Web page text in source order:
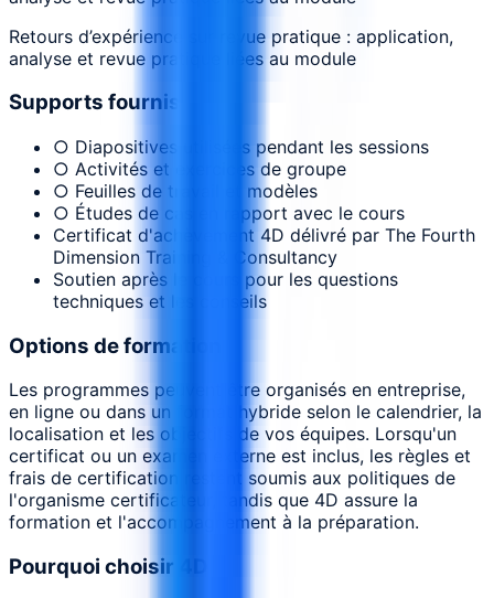
Retours d’expérience sur revue pratique : application,
analyse et revue pratique liées au module
Supports fournis
○ Diapositives utilisées pendant les sessions
○ Activités et exercices de groupe
○ Feuilles de travail et modèles
○ Études de cas en rapport avec le cours
Certificat d'achèvement 4D délivré par The Fourth
Dimension Training & Consultancy
Soutien après le cours pour les questions
techniques et les conseils
Options de formation
Les programmes peuvent être organisés en entreprise,
en ligne ou dans un format hybride selon le calendrier, la
localisation et les objectifs de vos équipes. Lorsqu'un
certificat ou un examen externe est inclus, les règles et
frais de certification restent soumis aux politiques de
l'organisme certificateur, tandis que 4D assure la
formation et l'accompagnement à la préparation.
Pourquoi choisir 4D